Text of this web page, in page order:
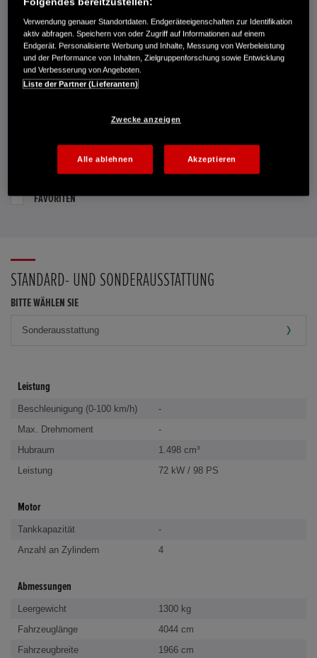
03976-433088
Route planen
Händlerbestand anzeigen
Dealer Website anzeigen
Händler kontaktieren
PROBEFAHRT VEREINBAREN
FAVORITEN
STANDARD- UND SONDERAUSSTATTUNG
BITTE WÄHLEN SIE
Leistung
Beschleunigung (0-100 km/h)
-
Max. Drehmoment
-
Hubraum
1.498 cm³
Leistung
72 kW / 98 PS
Motor
Tankkapazität
-
Anzahl an Zylindern
4
Abmessungen
Leergewicht
1300 kg
Fahrzeuglänge
4044 cm
Fahrzeugbreite
1966 cm
Verwendung genauer Standortdaten. Endgeräteeigenschaften zur Identifikation
aktiv abfragen. Speichern von oder Zugriff auf Informationen auf einem
Endgerät. Personalisierte Werbung und Inhalte, Messung von Werbeleistung
und der Performance von Inhalten, Zielgruppenforschung sowie Entwicklung
und Verbesserung von Angeboten.
Liste der Partner (Lieferanten)
Zwecke anzeigen
Alle ablehnen Akzeptieren